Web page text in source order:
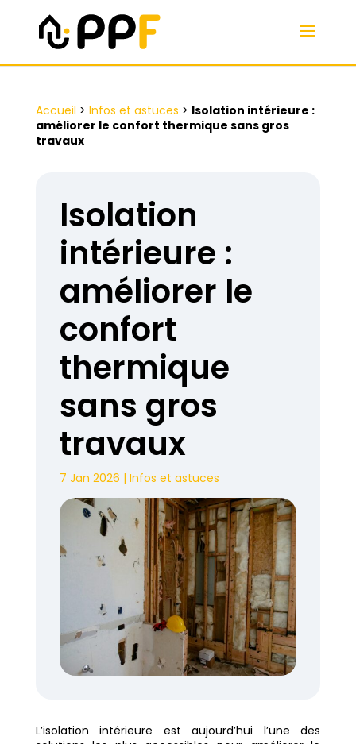
Accueil > Infos et astuces > Isolation intérieure :
améliorer le confort thermique sans gros
travaux
Isolation
intérieure :
améliorer le
confort
thermique
sans gros
travaux
7 Jan 2026 | Infos et astuces
L’isolation intérieure est aujourd’hui l’une des